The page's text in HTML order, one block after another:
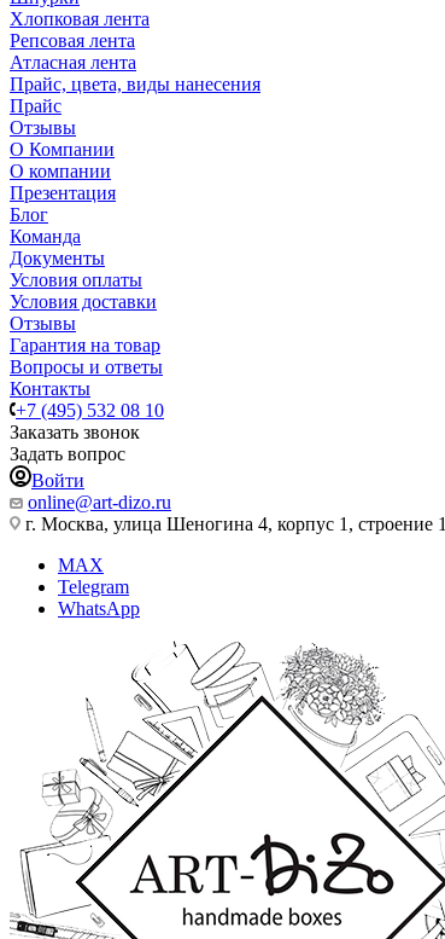
Хлопковая лента
Репсовая лента
Атласная лента
Прайс, цвета, виды нанесения
Прайс
Отзывы
О Компании
О компании
Презентация
Блог
Команда
Документы
Условия оплаты
Условия доставки
Отзывы
Гарантия на товар
Вопросы и ответы
Контакты
+7 (495) 532 08 10
Заказать звонок
Задать вопрос
Войти
online@art-dizo.ru
г. Москва, улица Шеногина 4, корпус 1, строение 1
MAX
Telegram
WhatsApp